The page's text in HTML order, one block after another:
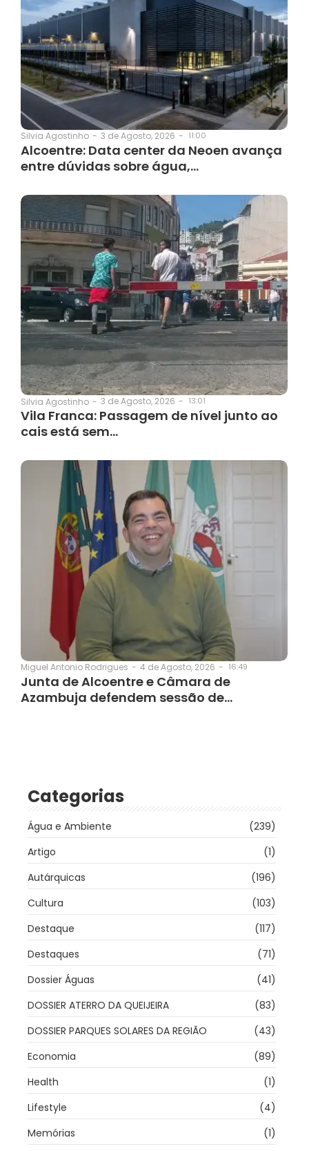
Silvia Agostinho - 3 de Agosto, 2026 - 11:00
Alcoentre: Data center da Neoen avança
entre dúvidas sobre água,…
Silvia Agostinho - 3 de Agosto, 2026 - 13:01
Vila Franca: Passagem de nível junto ao
cais está sem…
Miguel Antonio Rodrigues - 4 de Agosto, 2026 - 16:49
Junta de Alcoentre e Câmara de
Azambuja defendem sessão de…
Categorias
Água e Ambiente
(239)
Artigo
(1)
Autárquicas
(196)
Cultura
(103)
Destaque
(117)
Destaques
(71)
Dossier Águas
(41)
DOSSIER ATERRO DA QUEIJEIRA
(83)
DOSSIER PARQUES SOLARES DA REGIÃO
(43)
Economia
(89)
Health
(1)
Lifestyle
(4)
Memórias
(1)